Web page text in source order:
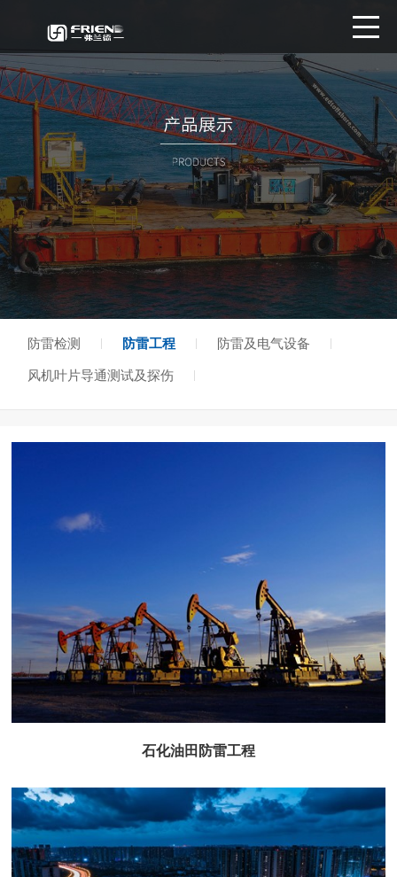
防雷检测 防雷工程 防雷及电气设备
风机叶片导通测试及探伤
石化油田防雷工程
石化油田防雷工程